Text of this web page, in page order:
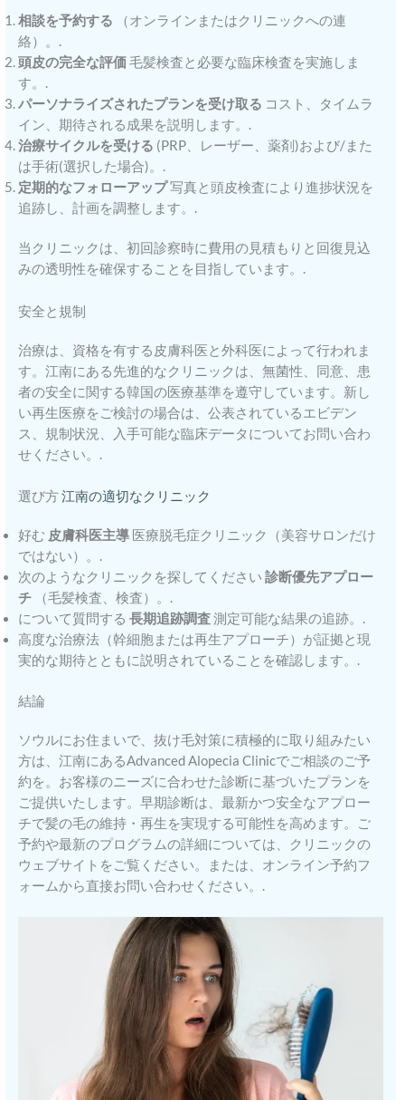
相談を予約する （オンラインまたはクリニックへの連
絡）。.
頭皮の完全な評価毛髪検査と必要な臨床検査を実施しま
す。.
パーソナライズされたプランを受け取る コスト、タイムラ
イン、期待される成果を説明します。.
治療サイクルを受ける (PRP、レーザー、薬剤)および/また
は手術(選択した場合)。.
定期的なフォローアップ写真と頭皮検査により進捗状況を
追跡し、計画を調整します。.
当クリニックは、初回診察時に費用の見積もりと回復見込
みの透明性を確保することを目指しています。.
安全と規制
治療は、資格を有する皮膚科医と外科医によって行われま
す。江南にある先進的なクリニックは、無菌性、同意、患
者の安全に関する韓国の医療基準を遵守しています。新し
い再生医療をご検討の場合は、公表されているエビデン
ス、規制状況、入手可能な臨床データについてお問い合わ
せください。.
選び方江南の適切なクリニック
好む 皮膚科医主導 医療脱毛症クリニック（美容サロンだけ
ではない）。.
次のようなクリニックを探してください診断優先アプロー
チ （毛髪検査、検査）。.
について質問する長期追跡調査測定可能な結果の追跡。.
高度な治療法（幹細胞または再生アプローチ）が証拠と現
実的な期待とともに説明されていることを確認します。.
結論
ソウルにお住まいで、抜け毛対策に積極的に取り組みたい
方は、江南にあるAdvanced Alopecia Clinicでご相談のご予
約を。お客様のニーズに合わせた診断に基づいたプランを
ご提供いたします。早期診断は、最新かつ安全なアプロー
チで髪の毛の維持・再生を実現する可能性を高めます。ご
予約や最新のプログラムの詳細については、クリニックの
ウェブサイトをご覧ください。または、オンライン予約フ
ォームから直接お問い合わせください。.